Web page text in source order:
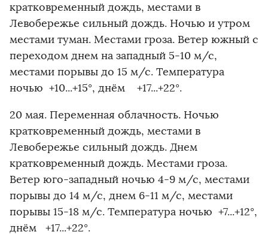
кратковременный дождь, местами в
Левобережье сильный дождь. Ночью и утром
местами туман. Местами гроза. Ветер южный с
переходом днем на западный 5-10 м/с,
местами порывы до 15 м/с. Температура
ночью +10...+15°, днём +17...+22°.
20 мая. Переменная облачность. Ночью
кратковременный дождь, местами в
Левобережье сильный дождь. Днем
кратковременный дождь. Местами гроза.
Ветер юго-западный ночью 4-9 м/с, местами
порывы до 14 м/с, днем 6-11 м/с, местами
порывы 15-18 м/с. Температура ночью +7...+12°,
днём +17...+22°.